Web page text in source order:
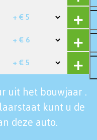
+ € 5
+ € 6
+ € 5
uit het bouwjaar .
kunt u de
deze auto.